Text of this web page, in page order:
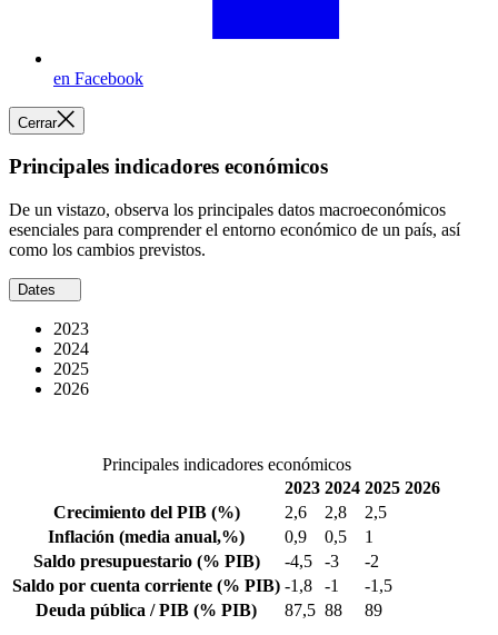
en Facebook
Cerrar
Principales indicadores económicos
De un vistazo, observa los principales datos macroeconómicos
esenciales para comprender el entorno económico de un país, así
como los cambios previstos.
Dates
2023
2024
2025
2026
Principales indicadores económicos
2023 2024 2025 2026
Crecimiento del PIB (%) 2,6 2,8
2,5
Inflación (media anual,%) 0,9 0,5
1
Saldo presupuestario (% PIB) -4,5 -3
-2
Saldo por cuenta corriente (% PIB) -1,8 -1
-1,5
Deuda pública / PIB (% PIB) 87,5 88 89